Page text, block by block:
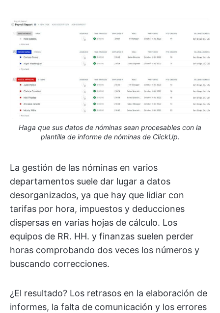
Haga que sus datos de nóminas sean procesables con la
plantilla de informe de nóminas de ClickUp.
La gestión de las nóminas en varios
departamentos suele dar lugar a datos
desorganizados, ya que hay que lidiar con
tarifas por hora, impuestos y deducciones
dispersas en varias hojas de cálculo. Los
equipos de RR. HH. y finanzas suelen perder
horas comprobando dos veces los números y
buscando correcciones.
¿El resultado? Los retrasos en la elaboración de
informes, la falta de comunicación y los errores